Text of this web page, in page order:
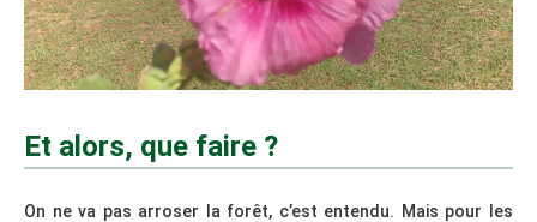
Et alors, que faire ?
On ne va pas arroser la forêt, c’est entendu. Mais pour les